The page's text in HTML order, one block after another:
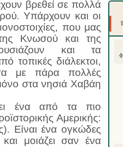
βρεθεί σε πολλά
Υπάρχουν και οι
που μας
Κνωσού και της
και τα
τοπικές διάλεκτοι,
με πάρα πολλές
μόνο στα νησιά Χαβάη
ένα από τα πιο
Αμερικής:
Είναι ένα ογκώδες
μοιάζει σαν ένα